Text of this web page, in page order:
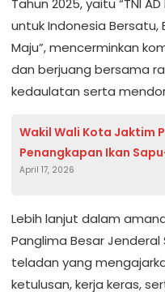
untuk Indonesia
Maju”, mencerminkan
dan berjuang bersama
kedaulatan serta
Wakil Wali Kota Jaktim
Penangkapan Ikan
Pasadenia
April 17, 2026
Lebih lanjut dalam
Panglima Besar
teladan yang
ketulusan, kerja keras,